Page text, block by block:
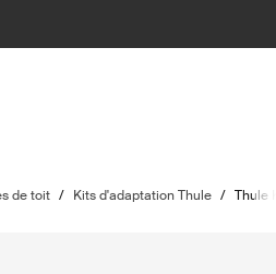
de toit / Kits d'adaptation Thule / Thule